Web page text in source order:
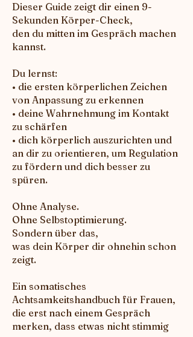
Dieser Guide zeigt dir einen 9-
Sekunden Körper-Check,
den du mitten im Gespräch machen
kannst.
Du lernst:
• die ersten körperlichen Zeichen
von Anpassung zu erkennen
• deine Wahrnehmung im Kontakt
zu schärfen
• dich körperlich auszurichten und
an dir zu orientieren, um Regulation
zu fördern und dich besser zu
spüren.
Ohne Analyse.
Ohne Selbstoptimierung.
Sondern über das,
was dein Körper dir ohnehin schon
zeigt.
Ein somatisches
Achtsamkeitshandbuch für Frauen,
die erst nach einem Gespräch
merken, dass etwas nicht stimmig